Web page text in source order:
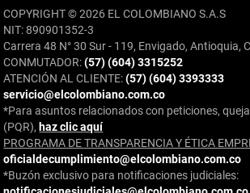
COPYRIGHT © 2026 EL COLOMBIANO S.A.S
NIT: 890901352-3
Carrera 48 N° 30 Sur - 119, Envigado, Antioquia,
CONMUTADOR:(57) (604) 3315252
ATENCIÓN AL CLIENTE:(57) (604) 3393333
servicio@elcolombiano.com.co
*Para asuntos relacionados con peticiones,
(PQR),haz clic aquí
PROGRAMA DE TRANSPARENCIA Y ÉTICA
oficialdecumplimiento@elcolombiano.com.co
*Buzón exclusivo para notificaciones judiciales: